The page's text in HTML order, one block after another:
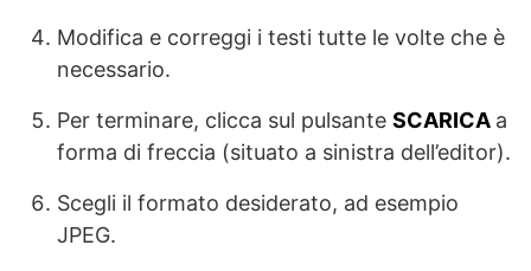
Modifica e correggi i testi tutte le volte che è
necessario.
Per terminare, clicca sul pulsante SCARICA a
forma di freccia (situato a sinistra dell’editor).
Scegli il formato desiderato, ad esempio
JPEG.